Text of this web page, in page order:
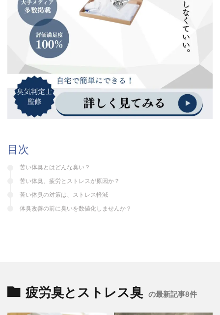
目次
苦い体臭とはどんな臭い？
苦い体臭、疲労とストレスが原因か？
苦い体臭の対策は、ストレス軽減
体臭改善の前に臭いを数値化しませんか？
疲労臭とストレス臭 の最新記事8件